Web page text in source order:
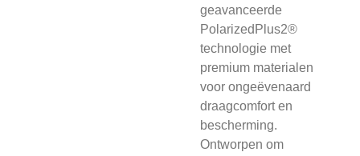
geavanceerde
PolarizedPlus2®
technologie met
premium materialen
voor ongeëvenaard
draagcomfort en
bescherming.
Ontworpen om